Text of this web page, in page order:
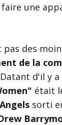
faire une
pas des
de la
d'il y
était
sorti